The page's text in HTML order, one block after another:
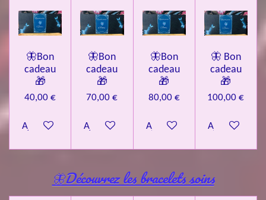
🦋Bon
cadeau
🎁
40,00 €
Ajouter au panier
🦋Bon
cadeau
🎁
70,00 €
Ajouter au panier
🦋Bon
cadeau
🎁
80,00 €
Ajouter au panier
🦋 Bon
cadeau
🎁
100,00 €
Ajouter au
🦋Découvrez les bracelets soins